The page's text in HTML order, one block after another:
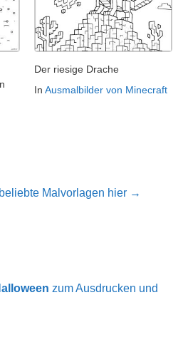
Der riesige Drache
In Ausmalbilder von Minecraft
Malvorlagen hier →
zum Ausdrucken und